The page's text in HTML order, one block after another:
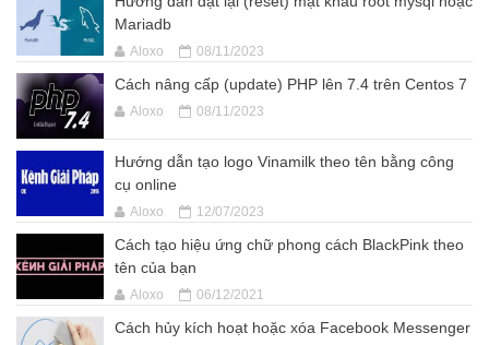
Mariadb
Aloxo 08/11/2023
Cách nâng cấp (update) PHP lên 7.4 trên Centos 7
Aloxo 08/11/2023
Hướng dẫn tạo logo Vinamilk theo tên bằng công
cụ online
Aloxo 12/07/2023
Cách tạo hiệu ứng chữ phong cách BlackPink theo
tên của bạn
Aloxo 06/12/2021
Cách hủy kích hoạt hoặc xóa Facebook Messenger